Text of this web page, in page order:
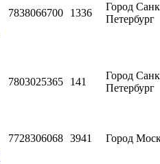
7838066700 1336
Город
Петербург
7803025365 141
Город
Петербург
7728306068 3941 Город